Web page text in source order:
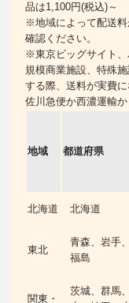
品は1,100円(税込)～
※地域によって配送
確認ください。
※東京ビッグサイト
規模商業施設、特殊
する際、送料が実費
佐川急便か西濃運輸か
地域 都道府県
北海道 北海道
東北
青森、岩手
福島
関東・
茨城、群馬